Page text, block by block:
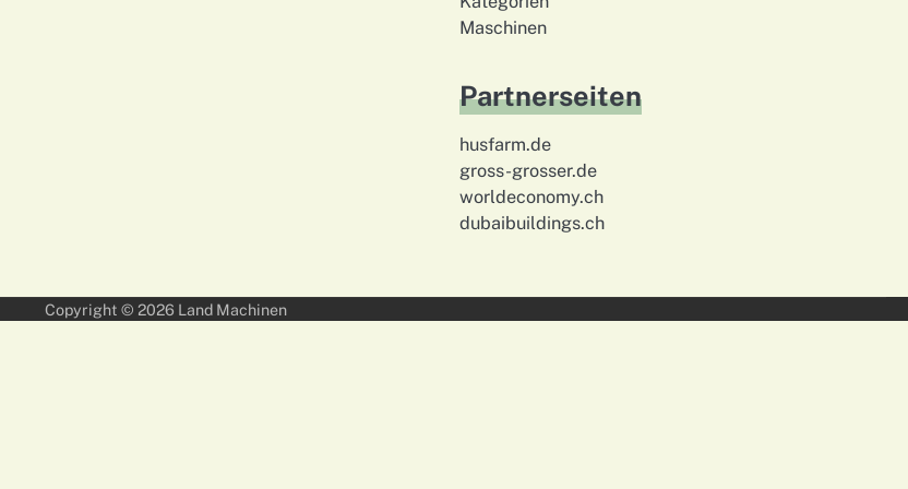
Maschinen
Partnerseiten
husfarm.de
gross-grosser.de
worldeconomy.ch
dubaibuildings.ch
Copyright © 2026 Land Machinen